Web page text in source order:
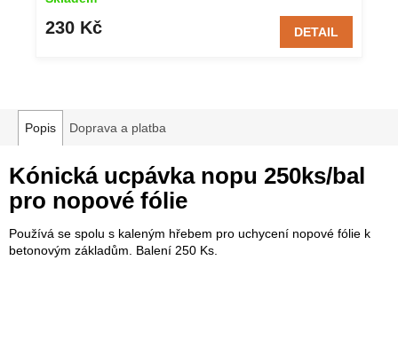
230 Kč DETAIL
Popis Doprava a platba
Kónická ucpávka nopu 250ks/bal
pro nopové fólie
Používá se spolu s kaleným hřebem pro uchycení nopové fólie k
betonovým základům. Balení 250 Ks.